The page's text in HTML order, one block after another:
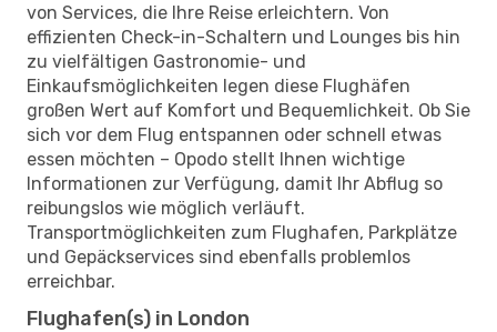
von Services, die Ihre Reise erleichtern. Von
effizienten Check-in-Schaltern und Lounges bis hin
zu vielfältigen Gastronomie- und
Einkaufsmöglichkeiten legen diese Flughäfen
großen Wert auf Komfort und Bequemlichkeit. Ob Sie
sich vor dem Flug entspannen oder schnell etwas
essen möchten – Opodo stellt Ihnen wichtige
Informationen zur Verfügung, damit Ihr Abflug so
reibungslos wie möglich verläuft.
Transportmöglichkeiten zum Flughafen, Parkplätze
und Gepäckservices sind ebenfalls problemlos
erreichbar.
Flughafen(s) in London